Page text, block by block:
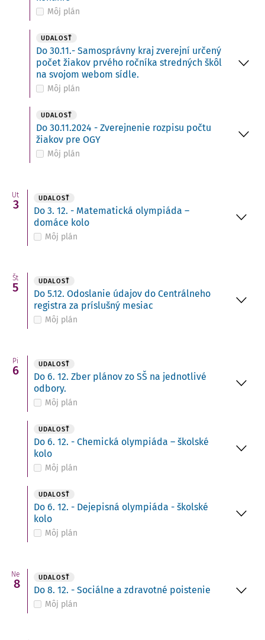
Môj plán
UDALOSŤ
Do 30.11.- Samosprávny kraj zverejní určený
počet žiakov prvého ročníka stredných škôl
na svojom webom sídle.
Môj plán
UDALOSŤ
Do 30.11.2024 - Zverejnenie rozpisu počtu
žiakov pre OGY
Môj plán
Ut
3 UDALOSŤ
Do 3. 12. - Matematická olympiáda –
domáce kolo
Môj plán
Št
5 UDALOSŤ
Do 5.12. Odoslanie údajov do Centrálneho
registra za príslušný mesiac
Môj plán
Pi
6 UDALOSŤ
Do 6. 12. Zber plánov zo SŠ na jednotlivé
odbory.
Môj plán
UDALOSŤ
Do 6. 12. - Chemická olympiáda – školské
kolo
Môj plán
UDALOSŤ
Do 6. 12. - Dejepisná olympiáda - školské
kolo
Môj plán
Ne
8 UDALOSŤ
Do 8. 12. - Sociálne a zdravotné poistenie
Môj plán